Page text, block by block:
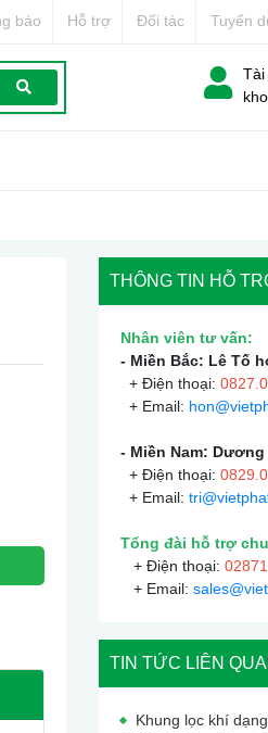
báo Hỗ trợ Đối tác Tuyển
Tài
THÔNG TIN HỖ
Nhân viên tư vấn:
- Miền Bắc: Lê Tố
+ Điện thoại: 0
+ Email:
- Miền Nam: Dương
+ Điện thoại: 0
+ Email:
Tổng đài hỗ trợ
+ Điện thoại:
+ Email:
TIN TỨC LIÊN
Khung lọc khí